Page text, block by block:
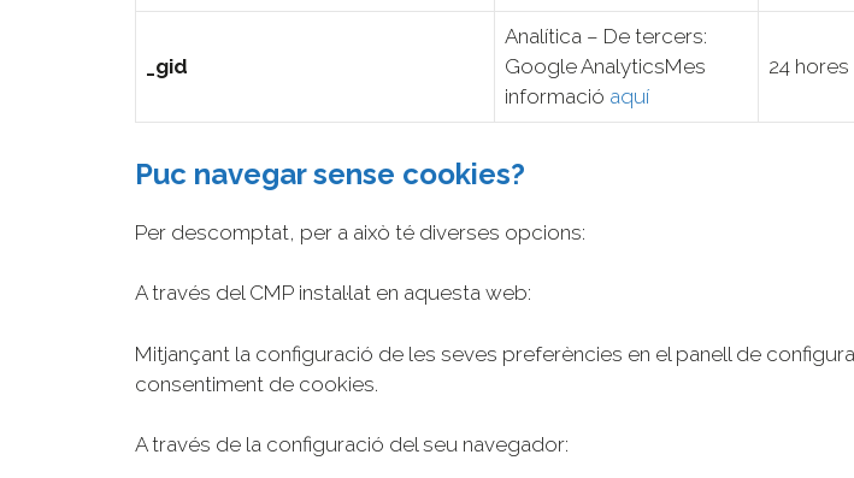
_gid
Analítica – De tercers:
Google AnalyticsMes
informació aquí
24 hores
Puc navegar sense cookies?
Per descomptat, per a això té diverses opcions:
A través del CMP instal·lat en aquesta web:
Mitjançant la configuració de les seves preferències en el panell de
consentiment de cookies.
A través de la configuració del seu navegador: